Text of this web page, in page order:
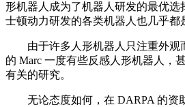
形机器人成为了机器人研发的最优选
士顿动力研发的各类机器人也几乎都
由于许多人形机器人只注重外观
的 Marc 一度有些反感人形机器人，
有关的研究。
无论态度如何，在 DARPA 的资